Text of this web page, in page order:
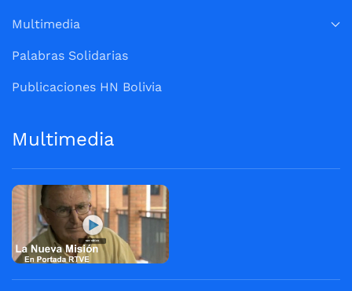
Multimedia
Palabras Solidarias
Publicaciones HN Bolivia
Multimedia